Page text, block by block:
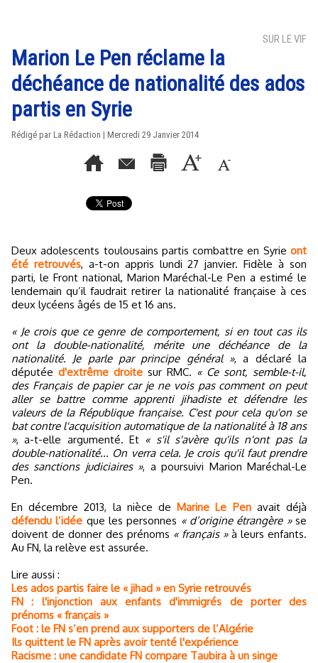
SUR LE VIF
Marion Le Pen réclame la
déchéance de nationalité des ados
partis en Syrie
Rédigé par La Rédaction | Mercredi 29 Janvier 2014
Deux adolescents toulousains partis combattre en Syrie ont
été retrouvés, a-t-on appris lundi 27 janvier. Fidèle à son
parti, le Front national, Marion Maréchal-Le Pen a estimé le
lendemain qu’il faudrait retirer la nationalité française à ces
deux lycéens âgés de 15 et 16 ans.
« Je crois que ce genre de comportement, si en tout cas ils
ont la double-nationalité, mérite une déchéance de la
nationalité. Je parle par principe général », a déclaré la
députée d'extrême droite sur RMC. « Ce sont, semble-t-il,
des Français de papier car je ne vois pas comment on peut
aller se battre comme apprenti jihadiste et défendre les
valeurs de la République française. C'est pour cela qu'on se
bat contre l'acquisition automatique de la nationalité à 18 ans
», a-t-elle argumenté. Et « s'il s'avère qu'ils n'ont pas la
double-nationalité... On verra cela. Je crois qu'il faut prendre
des sanctions judiciaires », a poursuivi Marion Maréchal-Le
Pen.
En décembre 2013, la nièce deMarine Le Penavait déjà
défendu l’idée que les personnes « d’origine étrangère »se
doivent de donner des prénoms « français »à leurs enfants.
Au FN, la relève est assurée.
Lire aussi :
Les ados partis faire le « jihad » en Syrie retrouvés
FN : l'injonction aux enfants d'immigrés de porter des
prénoms « français »
Foot : le FN s’en prend aux supporters de l’Algérie
Ils quittent le FN après avoir tenté l'expérience
Racisme : une candidate FN compare Taubira à un singe